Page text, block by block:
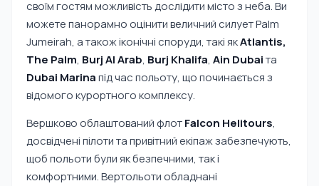
своїм гостям можливість дослідити місто з неба. Ви
можете панорамно оцінити величний силует Palm
Jumeirah, а також іконічні споруди, такі якAtlantis,
The Palm, Burj Al Arab, Burj Khalifa, Ain Dubaiта
Dubai Marinaпід час польоту, що починається з
відомого курортного комплексу.
Вершково облаштований флотFalcon Helitours,
досвідчені пілоти та привітний екіпаж забезпечують,
щоб польоти були як безпечними, так і
комфортними. Вертольоти обладнані